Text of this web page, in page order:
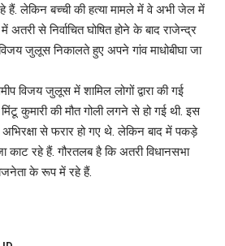
हैं. लेकिन बच्ची की हत्या मामले में वे अभी जेल में
से निर्वाचित घोषित होने के बाद राजेन्द्र
जुलूस निकालते हुए अपने गांव माधोबीघा जा
विजय जुलूस में शामिल लोगों द्वारा की गई
कुमारी की मौत गोली लगने से हो गई थी. इस
से फरार हो गए थे. लेकिन बाद में पकड़े
रहे हैं. गौरतलब है कि अतरी विधानसभा
के रूप में रहे हैं.